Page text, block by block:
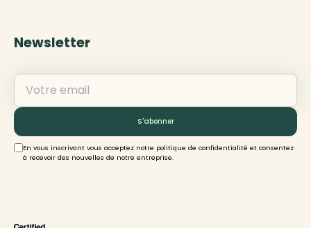
Newsletter
En vous inscrivant vous acceptez notre politique de confidentialité et consentez
à recevoir des nouvelles de notre entreprise.